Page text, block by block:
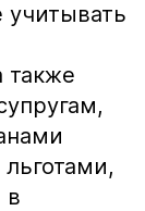
учитывать
также
в